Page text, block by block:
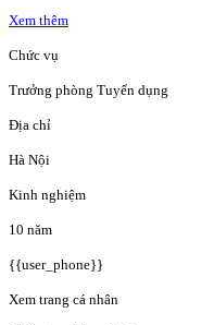
Xem thêm
Chức vụ
Trưởng phòng Tuyển dụng
Địa chỉ
Hà Nội
Kinh nghiệm
10 năm
{{user_phone}}
Xem trang cá nhân